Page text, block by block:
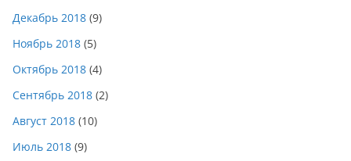
Декабрь 2018 (9)
Ноябрь 2018 (5)
Октябрь 2018 (4)
Сентябрь 2018 (2)
Август 2018 (10)
Июль 2018 (9)